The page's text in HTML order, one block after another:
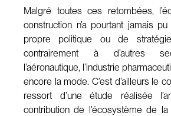
Malgré toutes ces retombées,
construction n’a pourtant jamais
propre politique ou de
contrairement à d’autres
l’aéronautique, l’industrie
encore la mode. C’est d’ailleurs le
ressort d’une étude réalisée
contribution de l’écosystème de